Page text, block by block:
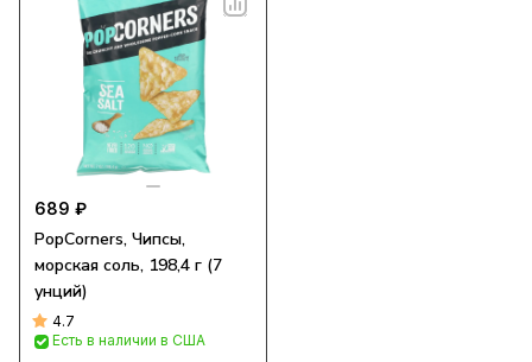
689 ₽
PopCorners, Чипсы,
морская соль, 198,4 г (7
унций)
4.7
Есть в наличии в США